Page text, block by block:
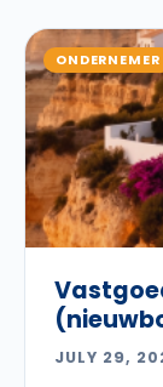
ONDERNEMER
JULY 29,